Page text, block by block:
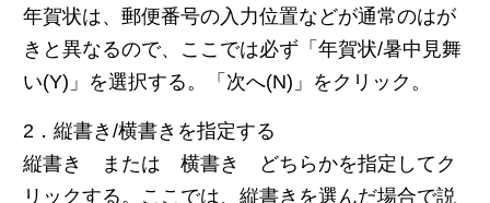
年賀状は、郵便番号の入力位置などが通常のはが
きと異なるので、ここでは必ず「年賀状/暑中見舞
い(Y)」を選択する。「次へ(N)」をクリック。
2．縦書き/横書きを指定する
縦書き または 横書き どちらかを指定してク
リックする。ここでは、縦書きを選んだ場合で説